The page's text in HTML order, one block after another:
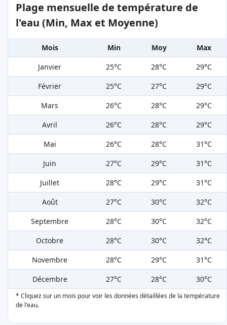
Plage mensuelle de température de
l'eau (Min, Max et Moyenne)
Mois Min Moy
Max
Janvier
25°C 28°C
29°C
Février
25°C 27°C
29°C
Mars
26°C 28°C
29°C
Avril
26°C 28°C
29°C
Mai
26°C 28°C
31°C
Juin
27°C 29°C
31°C
Juillet
28°C 29°C
31°C
Août
27°C 30°C
32°C
Septembre
28°C 30°C
32°C
Octobre
28°C 30°C
32°C
Novembre
28°C 29°C
31°C
Décembre
27°C 28°C 30°C
* Cliquez sur un mois pour voir les données détaillées de la température
de l'eau.